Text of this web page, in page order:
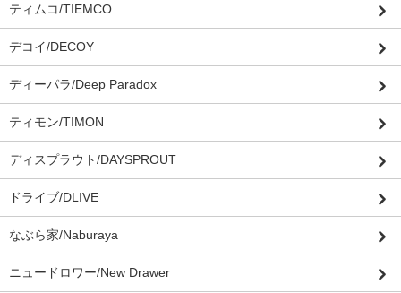
ティムコ/TIEMCO
デコイ/DECOY
ディーパラ/Deep Paradox
ティモン/TIMON
ディスプラウト/DAYSPROUT
ドライブ/DLIVE
なぶら家/Naburaya
ニュードロワー/New Drawer